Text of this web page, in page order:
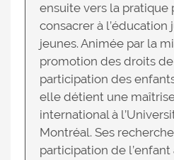
ensuite vers la pratique
consacrer à l’éducation
jeunes. Animée par la
promotion des droits
participation des
elle détient une
international à
Montréal. Ses
participation de l’enfant